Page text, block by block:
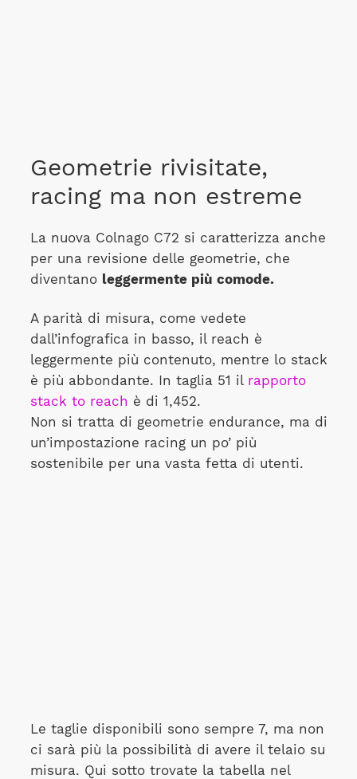
Geometrie rivisitate,
racing ma non estreme
La nuova Colnago C72 si caratterizza anche
per una revisione delle geometrie, che
diventano leggermente più comode.
A parità di misura, come vedete
dall’infografica in basso, il reach è
leggermente più contenuto, mentre lo stack
è più abbondante. In taglia 51 il rapporto
stack to reach è di 1,452.
Non si tratta di geometrie endurance, ma di
un’impostazione racing un po’ più
sostenibile per una vasta fetta di utenti.
Le taglie disponibili sono sempre 7, ma non
ci sarà più la possibilità di avere il telaio su
misura. Qui sotto trovate la tabella nel